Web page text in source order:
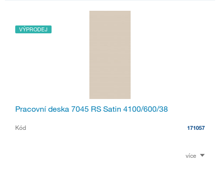
VÝPRODEJ
Pracovní deska 7045 RS Satin 4100/600/38
Kód 171057
více